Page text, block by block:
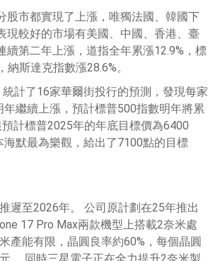
股市都實現了上漲，唯獨法國、韓國下
現較好的市場有美國、中國、香港、臺
續第二年上漲，道指全年累漲12.9%，標
斯達克指數漲28.6%。
統計了16家華爾街投行的預測，發現每家
繼續上漲，預計標普500指數明年將累
計標普2025年的年底目標價為6400
默最為樂觀，給出了7100點的目標
遲至2026年。 公司原計劃在25年推出
17 Pro Max兩款機型上搭載2奈米處
產能有限，晶圓良率約60%，每個晶圓